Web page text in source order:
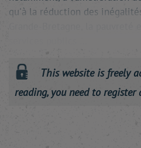
qu'à la réduction des
This website is freely
reading, you need to register